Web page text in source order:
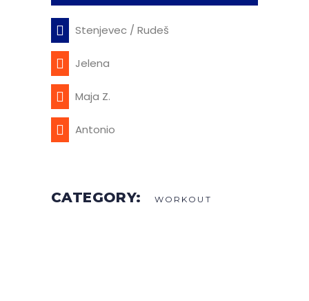
Stenjevec / Rudeš
Jelena
Maja Z.
Antonio
CATEGORY: WORKOUT